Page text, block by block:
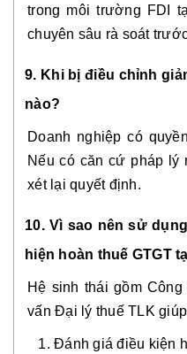
trong môi trường FDI
chuyên sâu rà soát
9. Khi bị điều chỉnh
nào?
Doanh nghiệp có
Nếu có căn cứ pháp lý
xét lại quyết định.
10. Vì sao nên sử
hiện hoàn thuế GTGT
Hệ sinh thái gồm
vấn Đại lý thuế TLK
Đánh giá điều kiện